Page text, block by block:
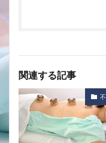
関連する記事